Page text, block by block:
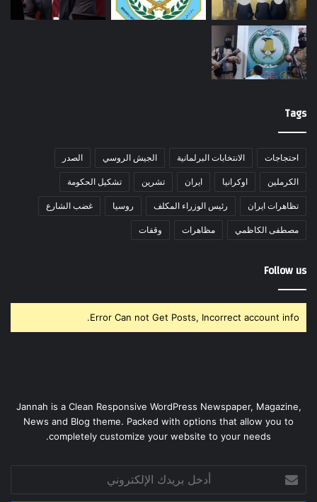
Tags
احتجاجات الانتخابات البرلمانية الجيش الروسي الصدر
الكرملين اوكرانيا ايران تشرين تشكيل الحكومة
تظاهرات ايران رئيس الوزراء المكلف روسيا غضب الشارع
مصطفى الكاظمي مظاهرات وقفات
Follow us
Error Can not Get Posts, Incorrect account info.
Jannah is a Clean Responsive WordPress Newspaper, Magazine,
News and Blog theme. Packed with options that allow you to
completely customize your website to your needs.
بريدك